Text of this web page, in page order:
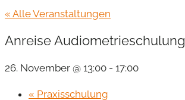
« Alle Veranstaltungen
Anreise Audiometrieschulung
26. November @ 13:00 - 17:00
« Praxisschulung